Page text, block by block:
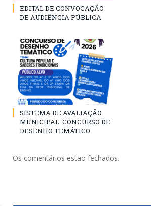
EDITAL DE CONVOCAÇÃO
DE AUDIÊNCIA PÚBLICA
SISTEMA DE AVALIAÇÃO
MUNICIPAL: CONCURSO DE
DESENHO TEMÁTICO
Os comentários estão fechados.